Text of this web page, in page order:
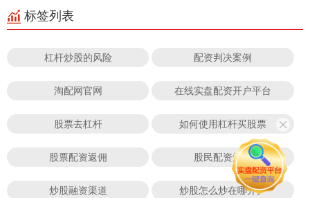
标签列表
杠杆炒股的风险 配资判决案例
淘配网官网 在线实盘配资开户平台
股票去杠杆 如何使用杠杆买股票
股票配资返佣 股民配资炒股
炒股融资渠道 炒股怎么炒在哪开户